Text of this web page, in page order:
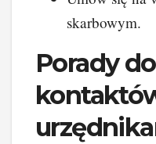
skarbowym.
Porady